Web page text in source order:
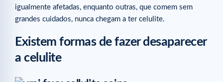
igualmente afetadas, enquanto outras, que comem sem
grandes cuidados, nunca chegam a ter celulite.
Existem formas de fazer desaparecer
a celulite